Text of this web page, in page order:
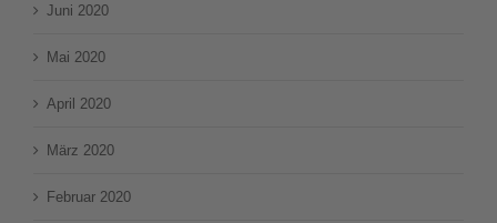
Juni 2020
Mai 2020
April 2020
März 2020
Februar 2020